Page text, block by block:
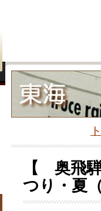
【 奥飛
つり・夏